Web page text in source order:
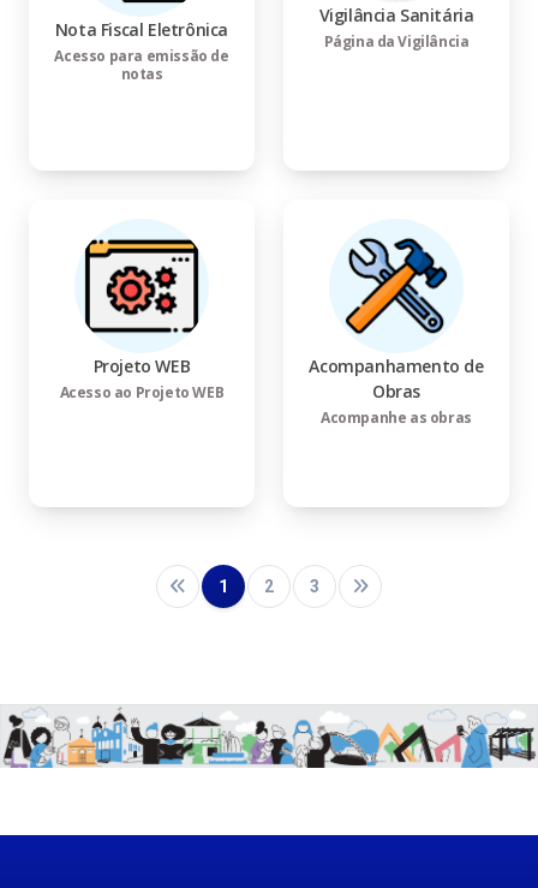
Nota Fiscal Eletrônica
Acesso para emissão de
notas
Vigilância Sanitária
Página da Vigilância
Projeto WEB
Acesso ao Projeto WEB
Acompanhamento de
Obras
Acompanhe as obras
1 2 3